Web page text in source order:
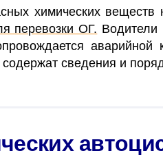
химических
перевозки ОГ. Водители
аварийной
сведения и